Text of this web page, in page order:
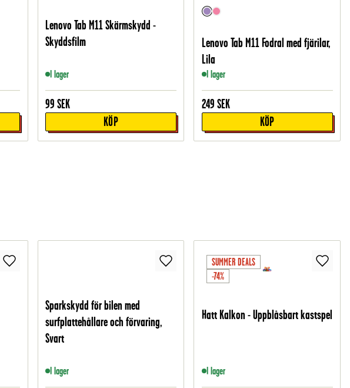
Lenovo Tab M11 Skärmskydd -
Skyddsfilm
I lager
99 SEK
KÖP
Lenovo Tab M11 Fodral med fjärilar,
Lila
I lager
249 SEK
KÖP
Sparkskydd för bilen med
surfplattehållare och förvaring,
Svart
I lager
SUMMER DEALS
-74%
Hatt Kalkon - Uppblåsbart kastspel
I lager